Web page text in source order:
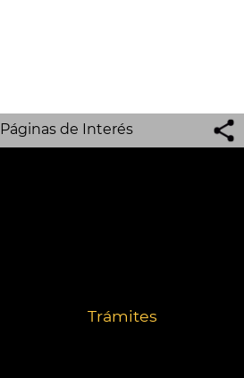
Páginas de Interés
Trámites